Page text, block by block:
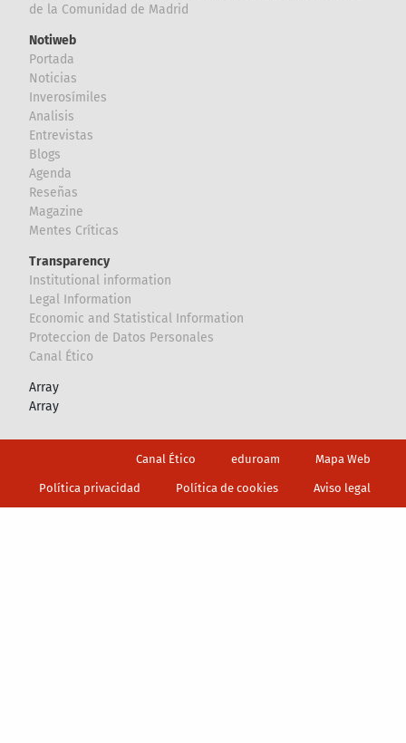
de la Comunidad de Madrid
Notiweb
Portada
Noticias
Inverosímiles
Analisis
Entrevistas
Blogs
Agenda
Reseñas
Magazine
Mentes Críticas
Transparency
Institutional information
Legal Information
Economic and Statistical Information
Proteccion de Datos Personales
Canal Ético
Array
Array
Canal Ético eduroam Mapa Web
Política privacidad Política de cookies Aviso legal